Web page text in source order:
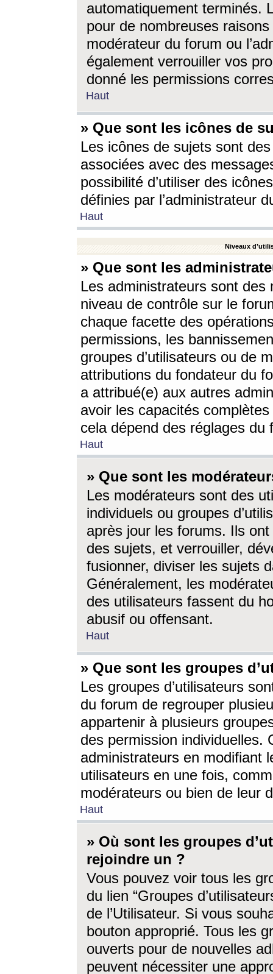
automatiquement terminés.
pour de nombreuses
modérateur du forum ou
également verrouiller vos
donné les permissions
Haut
» Que sont les icônes de
Les icônes de sujets sont
associées avec des
possibilité d’utiliser des
définies par l’administrateur
Haut
Niveaux
» Que sont les
Les administrateurs sont
niveau de contrôle sur le
chaque facette des
permissions, les
groupes d’utilisateurs ou de
attributions du fondateur du
a attribué(e) aux autres
avoir les capacités
cela dépend des réglages du
Haut
» Que sont les
Les modérateurs sont des
individuels ou groupes
après jour les forums. Ils ont
des sujets, et verrouiller,
fusionner, diviser les sujets
Généralement, les
des utilisateurs fassent du
abusif ou offensant.
Haut
» Que sont les groupes
Les groupes d’utilisateurs
du forum de regrouper
appartenir à plusieurs
des permission individuelles.
administrateurs en modifiant
utilisateurs en une fois,
modérateurs ou bien de leur
Haut
» Où sont les groupes
rejoindre un ?
Vous pouvez voir tous les
du lien “Groupes
de l’Utilisateur. Si vous
bouton approprié. Tous les
ouverts pour de nouvelles
peuvent nécessiter une